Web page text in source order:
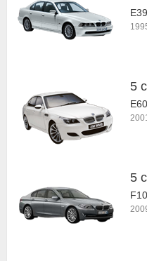
E39
5
E60
5